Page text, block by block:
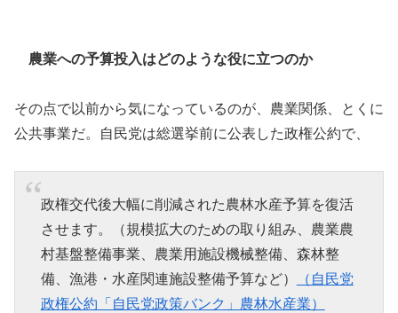
農業への予算投入はどのような役に立つのか
その点で以前から気になっているのが、農業関係、とくに
公共事業だ。自民党は総選挙前に公表した政権公約で、
政権交代後大幅に削減された農林水産予算を復活
させます。（規模拡大のための取り組み、農業農
村基盤整備事業、農業用施設機械整備、森林整
備、漁港・水産関連施設整備予算など）
（自民党
政権公約「自民党政策バンク」農林水産業）